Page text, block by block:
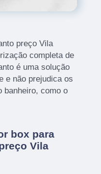
preço Vila
completa de
é uma solução
e não prejudica os
banheiro, como o
box para
Vila